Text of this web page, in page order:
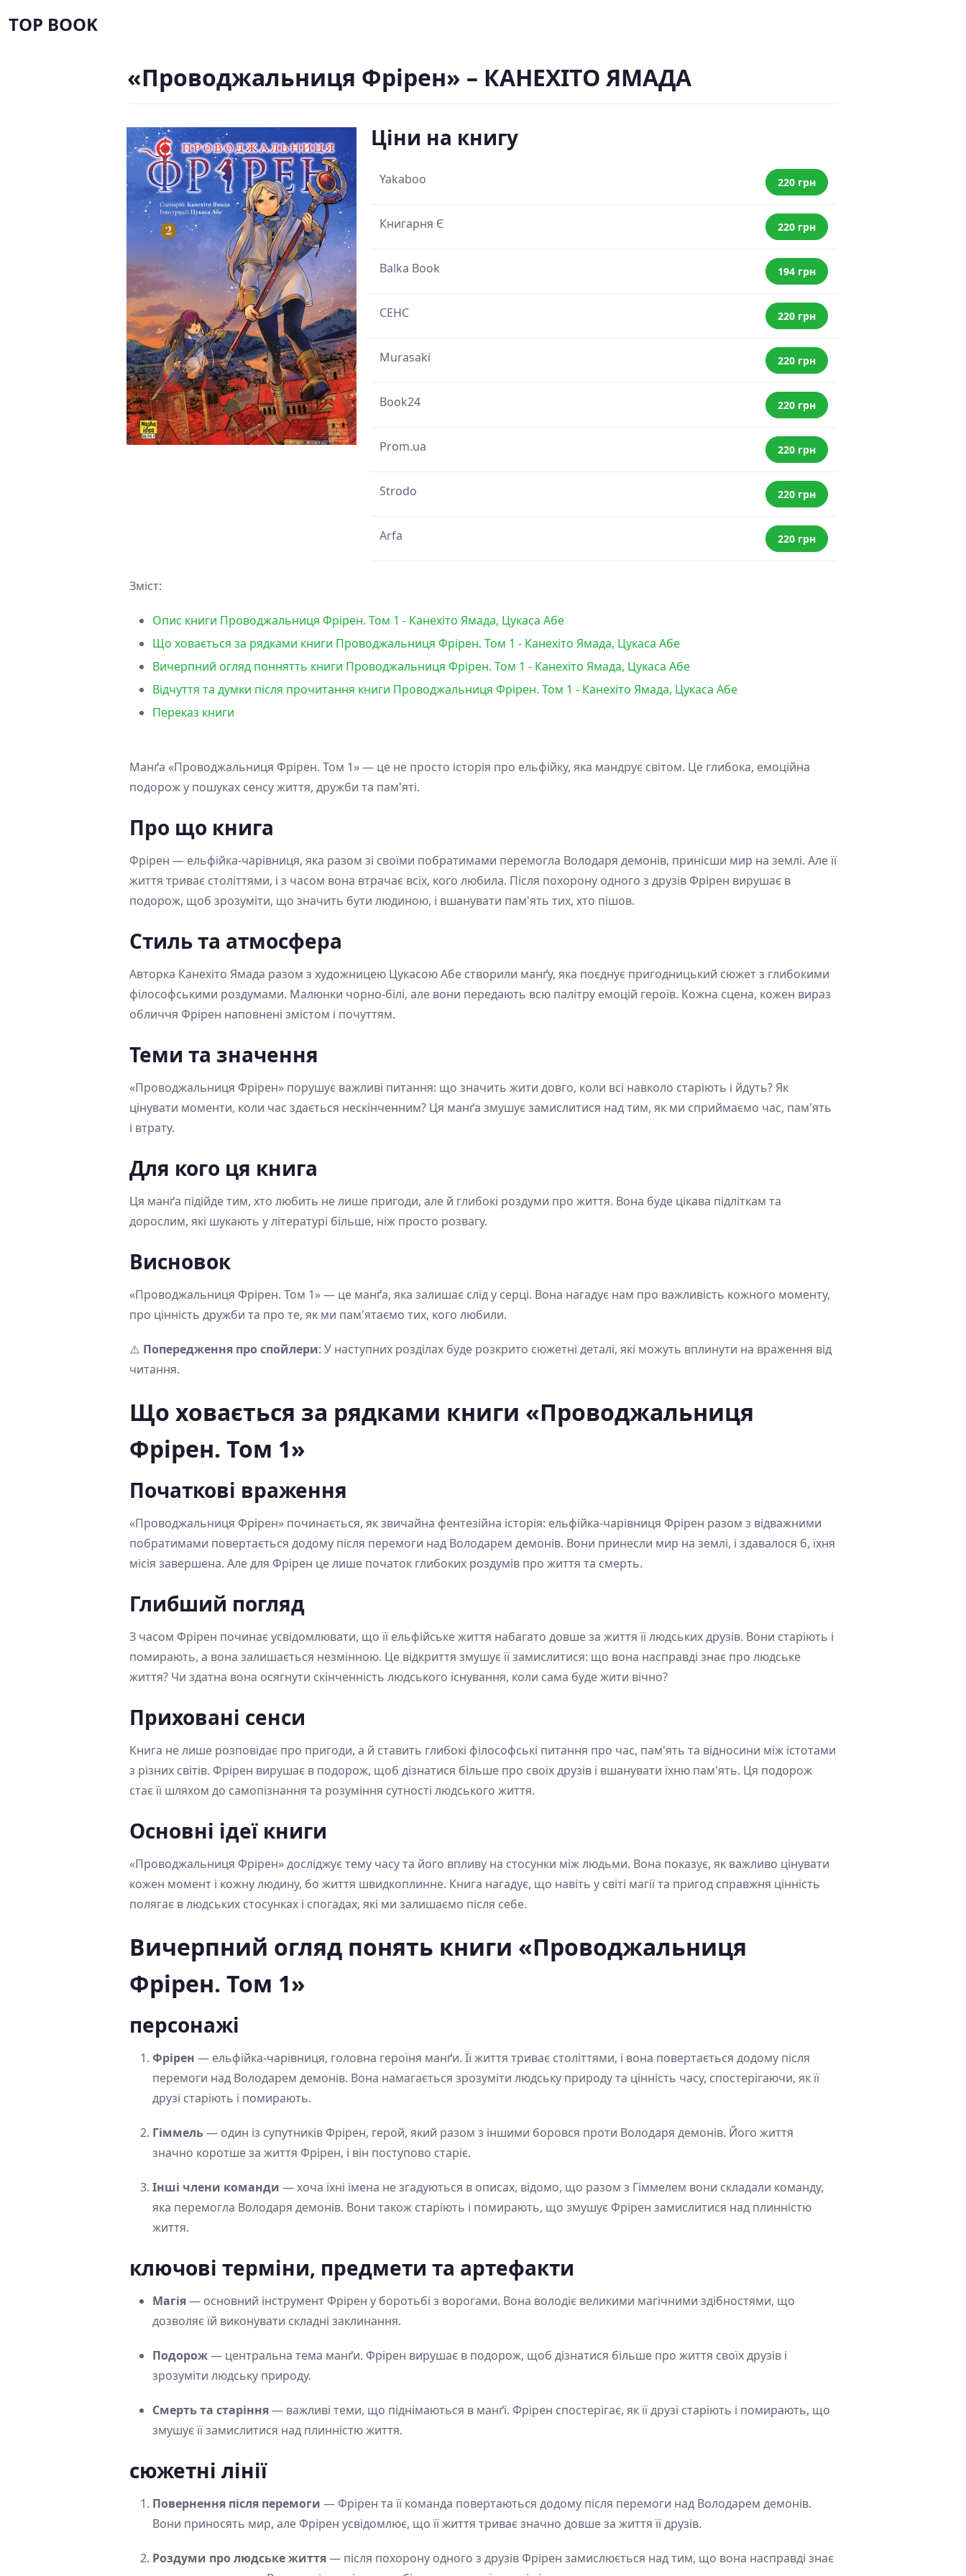
TOP BOOK
«Проводжальниця Фрірен» – КАНЕХІТО ЯМАДА
Ціни на книгу
Yakaboo 220 грн
Книгарня Є 220 грн
Balka Book 194 грн
СЕНС 220 грн
Murasaki 220 грн
Book24 220 грн
Prom.ua 220 грн
Strodo 220 грн
Arfa 220 грн
Зміст:
Опис книги Проводжальниця Фрірен. Том 1 - Канехіто Ямада, Цукаса Абе
Що ховається за рядками книги Проводжальниця Фрірен. Том 1 - Канехіто Ямада, Цукаса Абе
Вичерпний огляд поннятть книги Проводжальниця Фрірен. Том 1 - Канехіто Ямада, Цукаса Абе
Відчуття та думки після прочитання книги Проводжальниця Фрірен. Том 1 - Канехіто Ямада, Цукаса Абе
Переказ книги
Манґа «Проводжальниця Фрірен. Том 1» — це не просто історія про ельфійку, яка мандрує світом. Це глибока, емоційна
подорож у пошуках сенсу життя, дружби та пам'яті.
Про що книга
Фрірен — ельфійка-чарівниця, яка разом зі своїми побратимами перемогла Володаря демонів, принісши мир на землі. Але її
життя триває століттями, і з часом вона втрачає всіх, кого любила. Після похорону одного з друзів Фрірен вирушає в
подорож, щоб зрозуміти, що значить бути людиною, і вшанувати пам'ять тих, хто пішов.
Стиль та атмосфера
Авторка Канехіто Ямада разом з художницею Цукасою Абе створили манґу, яка поєднує пригодницький сюжет з глибокими
філософськими роздумами. Малюнки чорно-білі, але вони передають всю палітру емоцій героїв. Кожна сцена, кожен вираз
обличчя Фрірен наповнені змістом і почуттям.
Теми та значення
«Проводжальниця Фрірен» порушує важливі питання: що значить жити довго, коли всі навколо старіють і йдуть? Як
цінувати моменти, коли час здається нескінченним? Ця манґа змушує замислитися над тим, як ми сприймаємо час, пам'ять
і втрату.
Для кого ця книга
Ця манґа підійде тим, хто любить не лише пригоди, але й глибокі роздуми про життя. Вона буде цікава підліткам та
дорослим, які шукають у літературі більше, ніж просто розвагу.
Висновок
«Проводжальниця Фрірен. Том 1» — це манґа, яка залишає слід у серці. Вона нагадує нам про важливість кожного моменту,
про цінність дружби та про те, як ми пам'ятаємо тих, кого любили.
⚠️ Попередження про спойлери: У наступних розділах буде розкрито сюжетні деталі, які можуть вплинути на враження від
читання.
Що ховається за рядками книги «Проводжальниця
Фрірен. Том 1»
Початкові враження
«Проводжальниця Фрірен» починається, як звичайна фентезійна історія: ельфійка-чарівниця Фрірен разом з відважними
побратимами повертається додому після перемоги над Володарем демонів. Вони принесли мир на землі, і здавалося б, їхня
місія завершена. Але для Фрірен це лише початок глибоких роздумів про життя та смерть.
Глибший погляд
З часом Фрірен починає усвідомлювати, що її ельфійське життя набагато довше за життя її людських друзів. Вони старіють і
помирають, а вона залишається незмінною. Це відкриття змушує її замислитися: що вона насправді знає про людське
життя? Чи здатна вона осягнути скінченність людського існування, коли сама буде жити вічно?
Приховані сенси
Книга не лише розповідає про пригоди, а й ставить глибокі філософські питання про час, пам'ять та відносини між істотами
з різних світів. Фрірен вирушає в подорож, щоб дізнатися більше про своїх друзів і вшанувати їхню пам'ять. Ця подорож
стає її шляхом до самопізнання та розуміння сутності людського життя.
Основні ідеї книги
«Проводжальниця Фрірен» досліджує тему часу та його впливу на стосунки між людьми. Вона показує, як важливо цінувати
кожен момент і кожну людину, бо життя швидкоплинне. Книга нагадує, що навіть у світі магії та пригод справжня цінність
полягає в людських стосунках і спогадах, які ми залишаємо після себе.
Вичерпний огляд понять книги «Проводжальниця
Фрірен. Том 1»
персонажі
Фрірен — ельфійка-чарівниця, головна героїня манґи. Її життя триває століттями, і вона повертається додому після
перемоги над Володарем демонів. Вона намагається зрозуміти людську природу та цінність часу, спостерігаючи, як її
друзі старіють і помирають.
Гіммель— один із супутників Фрірен, герой, який разом з іншими боровся проти Володаря демонів. Його життя
значно коротше за життя Фрірен, і він поступово старіє.
Інші члени команди — хоча їхні імена не згадуються в описах, відомо, що разом з Гіммелем вони складали команду,
яка перемогла Володаря демонів. Вони також старіють і помирають, що змушує Фрірен замислитися над плинністю
життя.
ключові терміни, предмети та артефакти
Магія— основний інструмент Фрірен у боротьбі з ворогами. Вона володіє великими магічними здібностями, що
дозволяє їй виконувати складні заклинання.
Подорож— центральна тема манґи. Фрірен вирушає в подорож, щоб дізнатися більше про життя своїх друзів і
зрозуміти людську природу.
Смерть та старіння— важливі теми, що піднімаються в манґі. Фрірен спостерігає, як її друзі старіють і помирають, що
змушує її замислитися над плинністю життя.
сюжетні лінії
Повернення після перемоги — Фрірен та її команда повертаються додому після перемоги над Володарем демонів.
Вони приносять мир, але Фрірен усвідомлює, що її життя триває значно довше за життя її друзів.
Роздуми про людське життя— після похорону одного з друзів Фрірен замислюється над тим, що вона насправді знає